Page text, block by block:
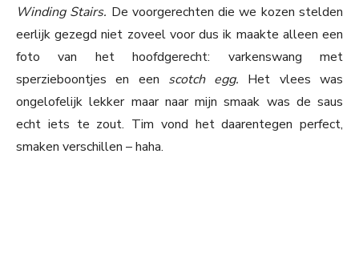
Winding Stairs. De voorgerechten die we kozen stelden
eerlijk gezegd niet zoveel voor dus ik maakte alleen een
foto van het hoofdgerecht: varkenswang met
sperzieboontjes en een scotch egg. Het vlees was
ongelofelijk lekker maar naar mijn smaak was de saus
echt iets te zout. Tim vond het daarentegen perfect,
smaken verschillen – haha.